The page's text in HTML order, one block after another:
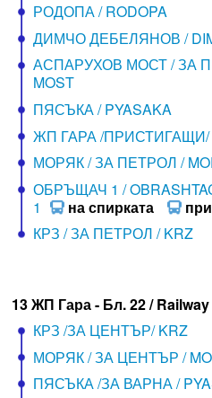
РОДОПА / RODOPA
ДИМЧО ДЕБЕЛЯНОВ /
АСПАРУХОВ МОСТ / ЗА
MOST
ПЯСЪКА / PYASAKA
ЖП ГАРА /ПРИСТИГАЩИ/
МОРЯК / ЗА ПЕТРОЛ /
ОБРЪЩАЧ 1 /
1
на спирката
КРЗ / ЗА ПЕТРОЛ / KRZ
13 ЖП Гара - Бл. 22 /
КРЗ /ЗА ЦЕНТЪР/ KRZ
МОРЯК / ЗА ЦЕНТЪР /
ПЯСЪКА /ЗА ВАРНА /